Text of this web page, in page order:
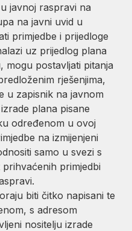
javnoj raspravi na
na javni uvid u
primjedbe i prijedloge
uz prijedlog plana
mogu postavljati pitanja
rješenjima,
u zapisnik na javnom
plana pisane
određenom u ovoj
na izmijenjeni
samo u svezi s
primjedbi
biti čitko napisani te
s adresom
nositelju izrade